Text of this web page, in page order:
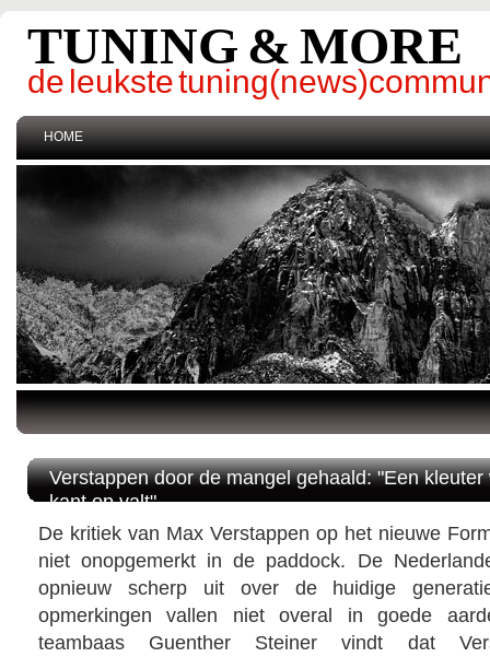
TUNING & MORE
de leukste
HOME
Verstappen door de mangel gehaald: "Een
kant op valt"
De kritiek van Max Verstappen op het nieuwe
niet onopgemerkt in de paddock. De
opnieuw scherp uit over de huidige
opmerkingen vallen niet overal in goede
teambaas Guenther Steiner vindt dat